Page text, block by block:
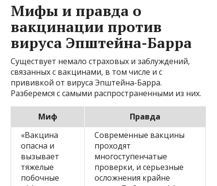
Мифы и правда о
вакцинации против
вируса Эпштейна-Барра
Существует немало страховых и заблуждений,
связанных с вакцинами, в том числе и с
прививкой от вируса Эпштейна-Барра.
Разберемся с самыми распространенными из них.
Миф
Правда
«Вакцина
опасна и
вызывает
тяжелые
побочные
Современные вакцины
проходят
многоступенчатые
проверки, и серьезные
осложнения крайне